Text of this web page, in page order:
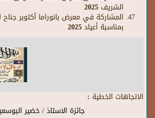
الشريف 2025
المشاركة في معرض بانوراما أكتوبر جناح
بمناسبة أعياد 2025
الاتجاهات الخطية :
جائزة الاستاذ / خضير